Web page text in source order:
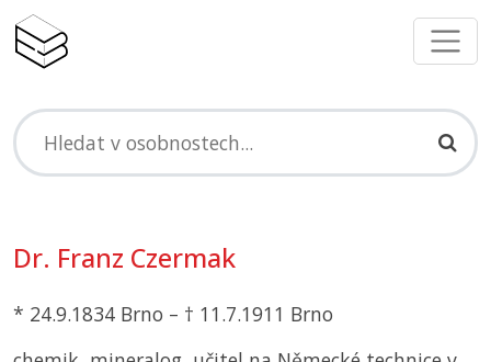
Dr. Franz Czermak
* 24.9.1834 Brno – † 11.7.1911 Brno